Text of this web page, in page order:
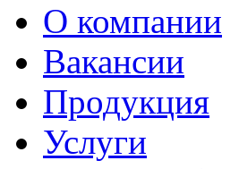
О компании
Вакансии
Продукция
Услуги